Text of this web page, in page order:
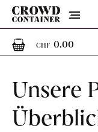
Menu
CHF 0.000
Unsere